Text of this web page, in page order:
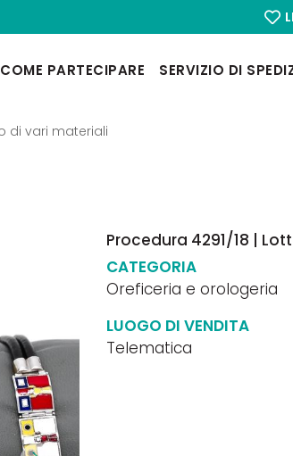
COME PARTECIPARE SERVIZIO DI
di vari materiali
Procedura 4291/18 |
CATEGORIA
Oreficeria e orologeria
LUOGO DI VENDITA
Telematica